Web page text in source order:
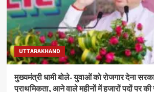
UTTARAKHAND
मुख्यमंत्री धामी बोले- युवाओं को रोजगार देना
प्राथमिकता, आने वाले महीनों में हजारों पदों पर की